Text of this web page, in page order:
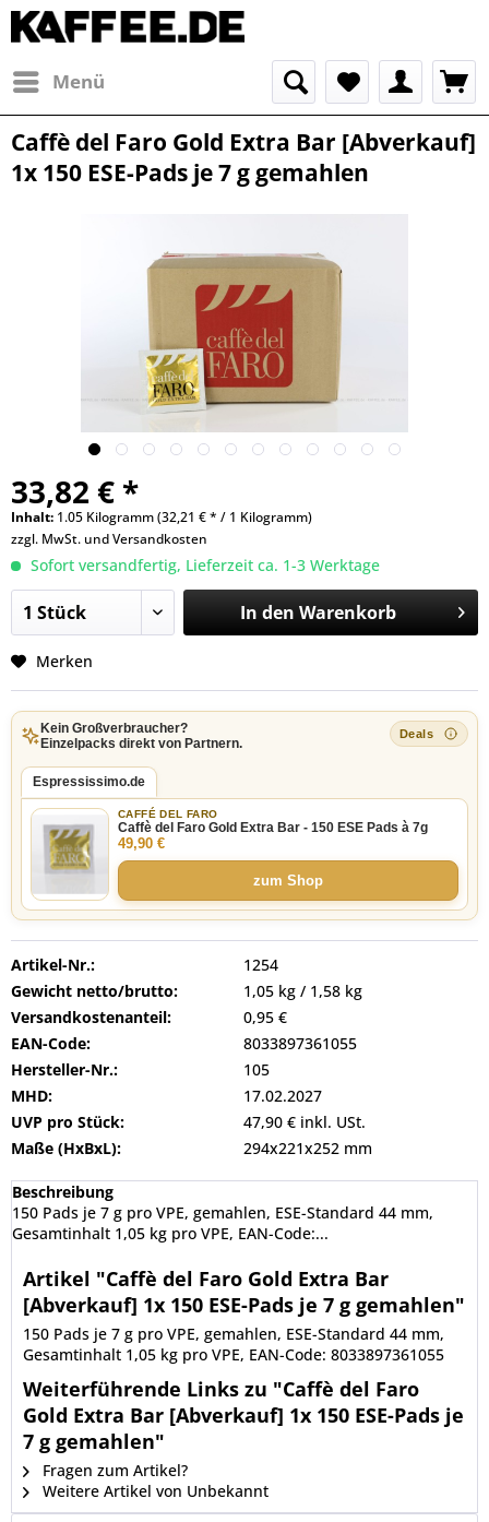
Menü
Caffè del Faro Gold Extra Bar [Abverkauf]
1x 150 ESE-Pads je 7 g gemahlen
33,82 € *
Inhalt: 1.05 Kilogramm (32,21 € * / 1 Kilogramm)
zzgl. MwSt. undVersandkosten
Sofort versandfertig, Lieferzeit ca. 1-3 Werktage
In den Warenkorb
Merken
Kein Großverbraucher?
Einzelpacks direkt von Partnern.
Espressissimo.de
CAFFÉ DEL FARO
Caffè del Faro Gold Extra Bar - 150 ESE Pads à 7g
49,90 €
zum Shop
Artikel-Nr.:
1254
Gewicht netto/brutto:
1,05 kg / 1,58 kg
Versandkostenanteil:
0,95 €
EAN-Code:
8033897361055
Hersteller-Nr.:
105
MHD:
17.02.2027
UVP pro Stück:
47,90 € inkl. USt.
Maße (HxBxL):
294x221x252 mm
Beschreibung
150 Pads je 7 g pro VPE, gemahlen, ESE-Standard 44 mm,
Gesamtinhalt 1,05 kg pro VPE, EAN-Code:...
Artikel "Caffè del Faro Gold Extra Bar
[Abverkauf] 1x 150 ESE-Pads je 7 g gemahlen"
150 Pads je 7 g pro VPE, gemahlen, ESE-Standard 44 mm,
Gesamtinhalt 1,05 kg pro VPE, EAN-Code: 8033897361055
Weiterführende Links zu "Caffè del Faro
Gold Extra Bar [Abverkauf] 1x 150 ESE-Pads je
7 g gemahlen"
Fragen zum Artikel?
Weitere Artikel von Unbekannt